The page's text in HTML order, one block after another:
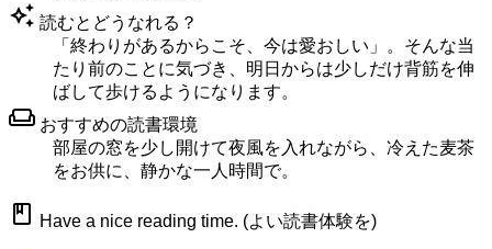
auto_awesome 読むとどうなれる？
「終わりがあるからこそ、今は愛おしい」。そんな当
たり前のことに気づき、明日からは少しだけ背筋を伸
ばして歩けるようになります。
weekend おすすめの読書環境
部屋の窓を少し開けて夜風を入れながら、冷えた麦茶
をお供に、静かな一人時間で。
book Have a nice reading time. (よい読書体験を)